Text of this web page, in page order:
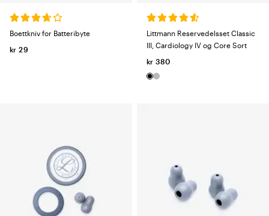
Boettkniv for Batteribyte
kr 29
Littmann Reservedelsset Classic
III, Cardiology IV og Core Sort
kr 380